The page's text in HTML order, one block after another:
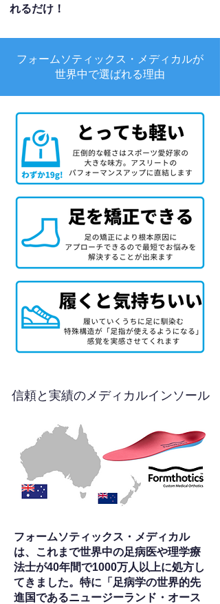
れるだけ！
フォームソティックス・メディカルが
世界中で選ばれる理由
信頼と実績のメディカルインソール
フォームソティックス・メディカル
は、これまで世界中の足病医や理学療
法士が40年間で1000万人以上に処方し
てきました。特に「足病学の世界的先
進国であるニュージーランド・オース